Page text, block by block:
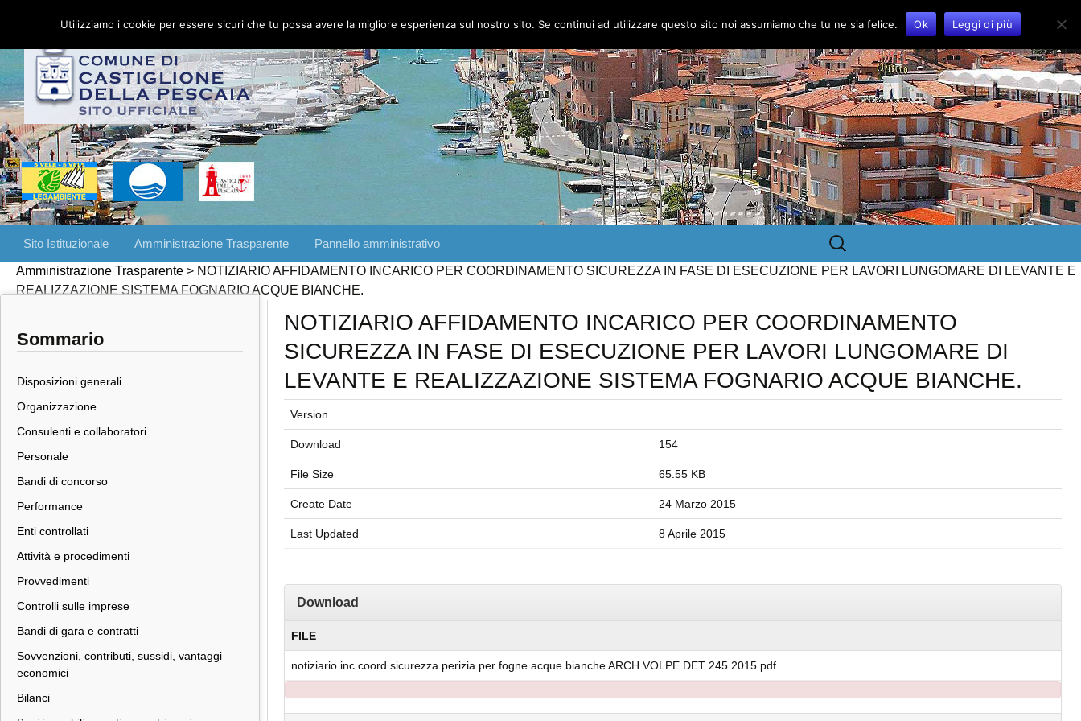
contenuto
Sito Istituzionale Amministrazione Trasparente Pannello amministrativo
Ricerca
per:
Amministrazione Trasparente > NOTIZIARIO AFFIDAMENTO INCARICO PER COORDINAMENTO SICUREZZA IN FASE DI ESECUZIONE PER LAVORI LUNGOMARE DI LEVANTE E
REALIZZAZIONE SISTEMA FOGNARIO ACQUE BIANCHE.
Sommario
Disposizioni generali
Organizzazione
Consulenti e collaboratori
Personale
Bandi di concorso
Performance
Enti controllati
Attività e procedimenti
Provvedimenti
Controlli sulle imprese
Bandi di gara e contratti
Sovvenzioni, contributi, sussidi, vantaggi
economici
Bilanci
NOTIZIARIO AFFIDAMENTO INCARICO PER COORDINAMENTO
SICUREZZA IN FASE DI ESECUZIONE PER LAVORI LUNGOMARE DI
LEVANTE E REALIZZAZIONE SISTEMA FOGNARIO ACQUE BIANCHE.
Version
Download 154
File Size 65.55 KB
Create Date 24 Marzo 2015
Last Updated 8 Aprile 2015
Download
FILE
notiziario inc coord sicurezza perizia per fogne acque bianche ARCH VOLPE DET 245 2015.pdf
Utilizziamo i cookie per essere sicuri che tu possa avere la migliore esperienza sul nostro sito. Se continui ad utilizzare questo sito noi assumiamo che tu ne sia felice. Ok Leggi di più